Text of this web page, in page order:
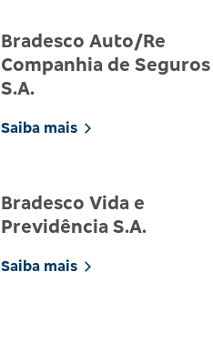
Bradesco Auto/Re
Companhia de Seguros
S.A.
Saiba mais
Bradesco Vida e
Previdência S.A.
Saiba mais